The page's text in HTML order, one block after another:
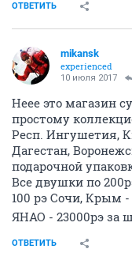
ОТВЕТИТЬ
mikansk
experienced
10 июля 2017
Неее это магазин
простому
Респ. Ингушетия,
Дагестан,
подарочной
Все двушки по
100 рэ Сочи, Крым -
ЯНАО - 23000рэ за
ОТВЕТИТЬ